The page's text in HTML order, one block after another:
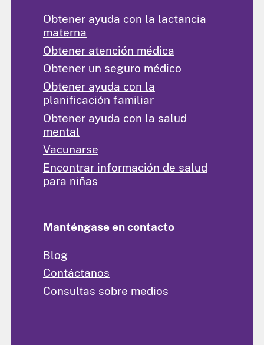
Obtener ayuda con la lactancia
materna
Obtener atención médica
Obtener un seguro médico
Obtener ayuda con la
planificación familiar
Obtener ayuda con la salud
mental
Vacunarse
Encontrar información de salud
para niñas
Manténgase en contacto
Blog
Contáctanos
Consultas sobre medios